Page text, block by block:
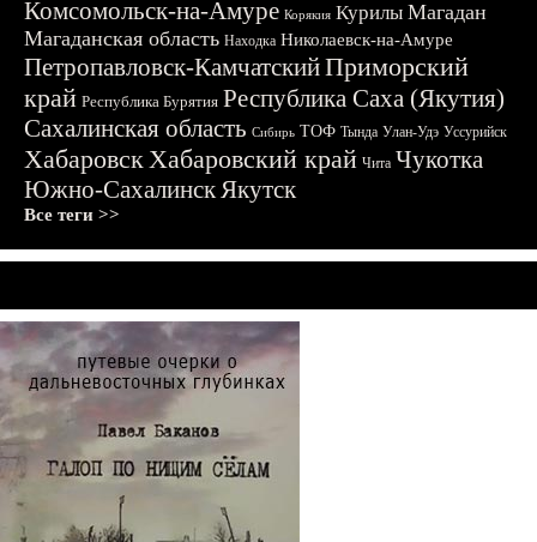
Комсомольск-на-Амуре Корякия Курилы Магадан
Магаданская область Находка Николаевск-на-Амуре
Петропавловск-КамчатскийПриморский
край Республика Бурятия Республика Саха (Якутия)
Сахалинская область Сибирь ТОФ Тында Улан-Удэ Уссурийск
ХабаровскХабаровский край Чита Чукотка
Южно-СахалинскЯкутск
Все теги >>